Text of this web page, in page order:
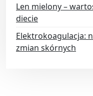
Len mielony –
diecie
Elektrokoagulacja:
zmian skórnych